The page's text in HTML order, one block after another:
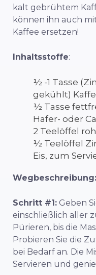
kalt gebrühtem
können ihn auch
Kaffee ersetzen!
Inhaltsstoffe:
½ -1 Tasse
gekühlt)
½ Tasse
Hafer- oder
2 Teelöffel
½ Teelöffel
Eis, zum
Wegbeschreibung:
Schritt #1: Geben
einschließlich aller
Pürieren, bis die
Probieren Sie die
bei Bedarf an. Die
Servieren und